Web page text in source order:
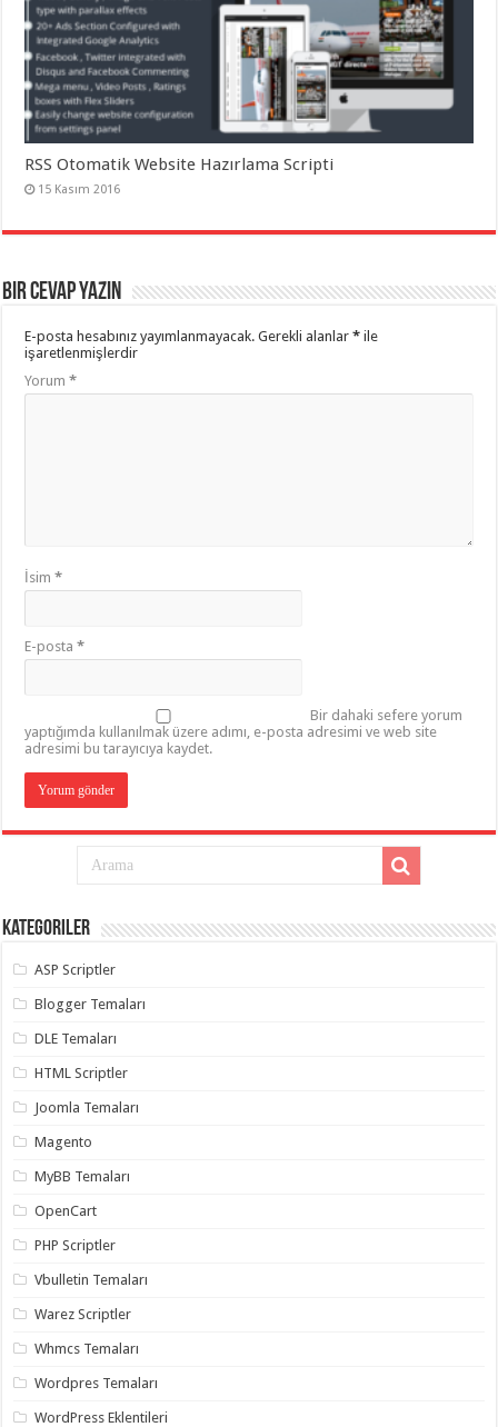
RSS Otomatik Website Hazırlama Scripti
15 Kasım 2016
Bir cevap yazın
E-posta hesabınız yayımlanmayacak. Gerekli alanlar* ile
işaretlenmişlerdir
Yorum*
İsim*
E-posta*
Bir dahaki sefere yorum
yaptığımda kullanılmak üzere adımı, e-posta adresimi ve web site
adresimi bu tarayıcıya kaydet.
Kategoriler
ASP Scriptler
Blogger Temaları
DLE Temaları
HTML Scriptler
Joomla Temaları
Magento
MyBB Temaları
OpenCart
PHP Scriptler
Vbulletin Temaları
Warez Scriptler
Whmcs Temaları
Wordpres Temaları
WordPress Eklentileri